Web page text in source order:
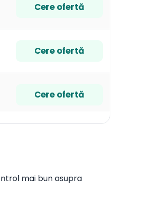
Cere ofertă
Cere ofertă
Cere ofertă
mai bun asupra